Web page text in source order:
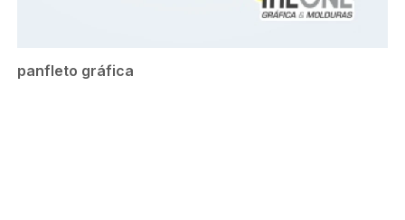
panfleto gráfica